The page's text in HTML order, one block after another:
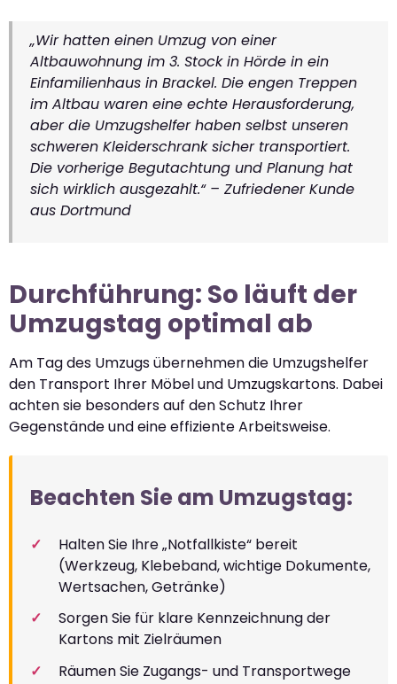
„Wir hatten einen Umzug von einer
Altbauwohnung im 3. Stock in Hörde in ein
Einfamilienhaus in Brackel. Die engen Treppen
im Altbau waren eine echte Herausforderung,
aber die Umzugshelfer haben selbst unseren
schweren Kleiderschrank sicher transportiert.
Die vorherige Begutachtung und Planung hat
sich wirklich ausgezahlt.“ – Zufriedener Kunde
aus Dortmund
Durchführung: So läuft der
Umzugstag optimal ab
Am Tag des Umzugs übernehmen die Umzugshelfer
den Transport Ihrer Möbel und Umzugskartons. Dabei
achten sie besonders auf den Schutz Ihrer
Gegenstände und eine effiziente Arbeitsweise.
Beachten Sie am Umzugstag:
Halten Sie Ihre „Notfallkiste“ bereit
(Werkzeug, Klebeband, wichtige Dokumente,
Wertsachen, Getränke)
Sorgen Sie für klare Kennzeichnung der
Kartons mit Zielräumen
Räumen Sie Zugangs- und Transportwege